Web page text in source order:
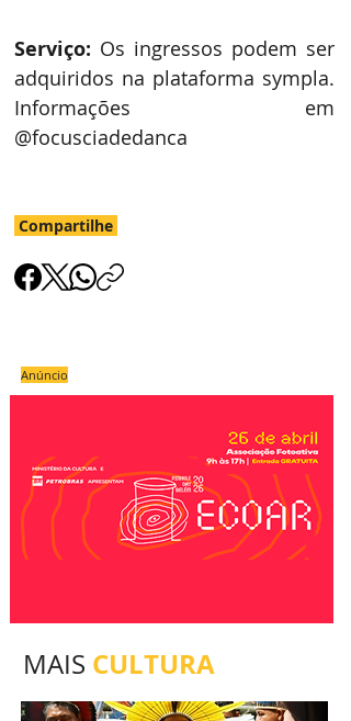
Serviço: Os ingressos podem ser
adquiridos na plataforma sympla.
Informações em
@focusciadedanca
Compartilhe
Anúncio
MAIS CULTURA